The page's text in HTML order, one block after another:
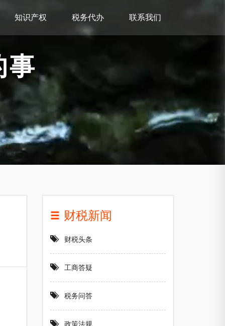
知识产权 税务代办 联系我们
事
财税新闻
财税头条
工商答疑
税务问答
政策法规